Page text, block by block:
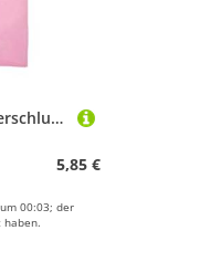
Schuhtasche mit Reißverschluss – tragbare Sneaker-Aufbewahrung für Reisen, Fitnessstudio, Outdoor-Aktivitäten, staubdicht, Schuh-Aufbewahrungstasche, Organizer, wasserdicht, a, Einheitsgröße
5,85 €
00:03; der
haben.